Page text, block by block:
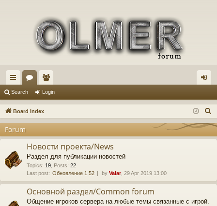
ui
ck
ks
or
u
s
e
m
rs
in
Search Login
Board index
Forum
Новости проекта/News
Раздел для публикации новостей
Topics: 19 Posts: 22
Last post: Обновление 1.52 by Valar, 29 Apr 2019 13:00
Основной раздел/Common forum
Общение игроков сервера на любые темы связанные с игрой.